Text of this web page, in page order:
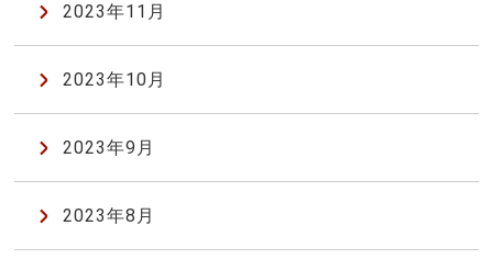
2023年11月
2023年10月
2023年9月
2023年8月